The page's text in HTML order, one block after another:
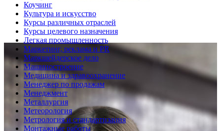
Коучинг
Культура и искусство
Курсы различных отраслей
Курсы целевого назначения
Легкая промышленность
Маркетинг, реклама и PR
Маркшейдерское дело
Машиностроение
Медицина и здравоохранение
Менеджер по продажам
Менеджмент
Металлургия
Метеорология
Метрология и стандартизация
Монтажные работы